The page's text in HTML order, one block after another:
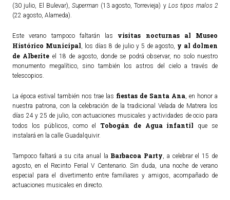
(30 julio, El Bulevar),Superman (13 agosto, Torrevieja) yLos tipos malos 2
(22 agosto, Alameda).
Este verano tampoco faltarán las visitas nocturnas al Museo
Histórico Municipal, los días 8 de julio y 5 de agosto, y al dolmen
de Alberite el 18 de agosto, donde se podrá observar, no solo nuestro
monumento megalítico, sino también los astros del cielo a través de
telescopios.
La época estival también nos trae las fiestas de Santa Ana, en honor a
nuestra patrona, con la celebración de la tradicional Velada de Matrera los
días 24 y 25 de julio, con actuaciones musicales y actividades de ocio para
todos los públicos, como el Tobogán de Agua infantil
que se
instalará en la calle Guadalquivir.
Tampoco faltará a su cita anual la Barbacoa Party, a celebrar el 15 de
agosto, en el Recinto Ferial V Centenario. Sin duda, una noche de verano
especial para el divertimento entre familiares y amigos, acompañado de
actuaciones musicales en directo.